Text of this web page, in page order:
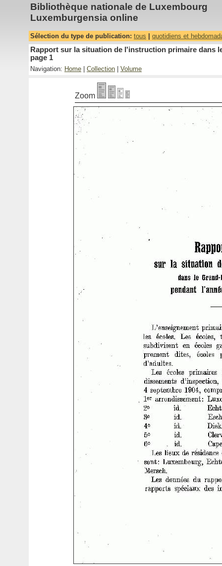
Bibliothèque nationale de Luxembourg
Luxemburgensia online
Sélection du type de publication: tous quotidiens et
Rapport sur la situation de l'instruction primaire dans
page 1
Navigation: Home Collection Volume
Zoom